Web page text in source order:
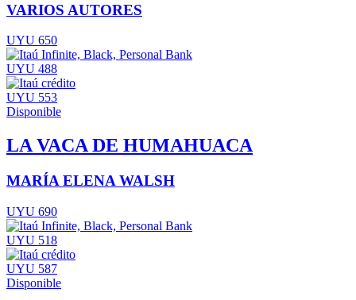
VARIOS AUTORES
UYU 650
UYU 488
UYU 553
Disponible
LA VACA DE HUMAHUACA
MARÍA ELENA WALSH
UYU 690
UYU 518
UYU 587
Disponible